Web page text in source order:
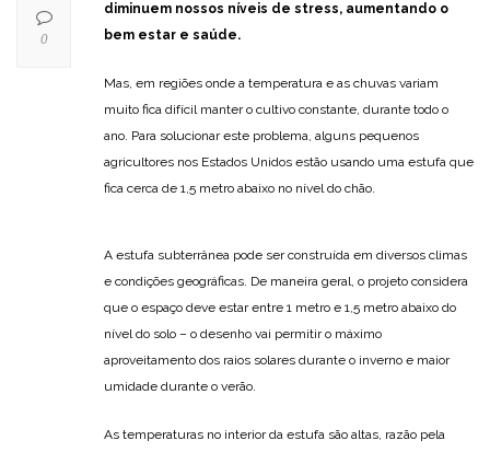
diminuem nossos níveis de stress, aumentando o
bem estar e saúde.
Mas, em regiões onde a temperatura e as chuvas variam
muito fica difícil manter o cultivo constante, durante todo o
ano. Para solucionar este problema, alguns pequenos
agricultores nos Estados Unidos estão usando uma estufa que
fica cerca de 1,5 metro abaixo no nível do chão.
A estufa subterrânea pode ser construída em diversos climas
e condições geográficas. De maneira geral, o projeto considera
que o espaço deve estar entre 1 metro e 1,5 metro abaixo do
nível do solo – o desenho vai permitir o máximo
aproveitamento dos raios solares durante o inverno e maior
umidade durante o verão.
As temperaturas no interior da estufa são altas, razão pela
0